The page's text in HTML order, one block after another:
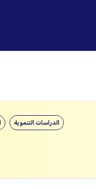
الدراسات التنموية